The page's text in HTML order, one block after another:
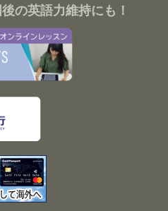
の英語力維持にも！